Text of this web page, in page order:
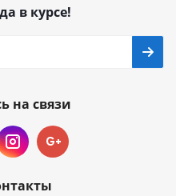
в курсе!
на связи